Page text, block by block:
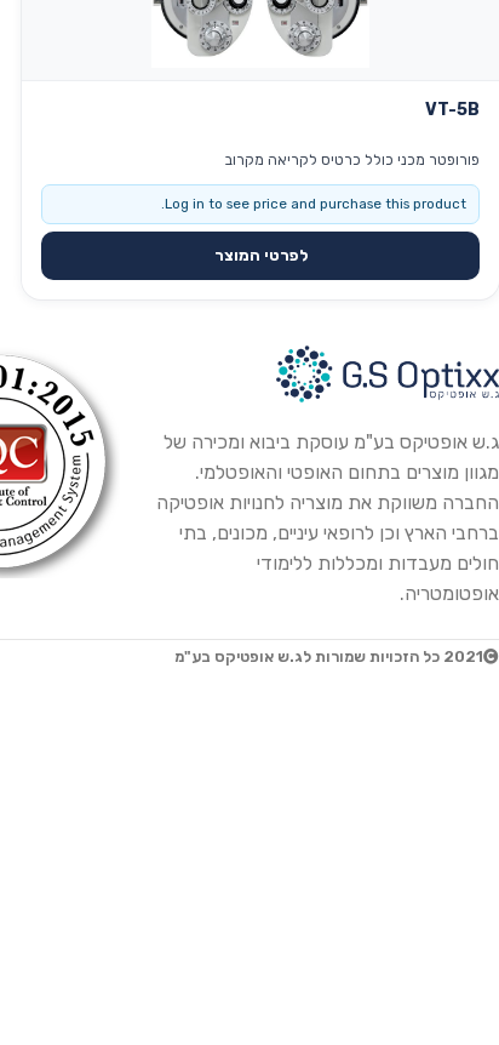
VT-5B
פורופטר מכני כולל כרטיס לקריאה מקרוב
לפרטי המוצר
Log in to see price and purchase this product.
ג.ש אופטיקס בע"מ עוסקת ביבוא ומכירה של
מגוון מוצרים בתחום האופטי והאופטלמי.
החברה משווקת את מוצריה לחנויות אופטיקה
ברחבי הארץ וכן לרופאי עיניים, מכונים, בתי
חולים מעבדות ומכללות ללימודי
אופטומטריה.
2021 כל הזכויות שמורות לג.ש אופטיקס בע"מ